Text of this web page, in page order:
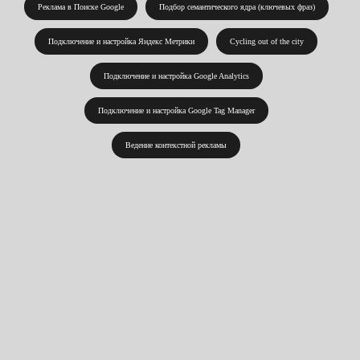
Реклама в Поиске Google Подбор семантического ядра (ключевых фраз)
Подключение и настройка Яндекс Метрики Cycling out of the city
Подключение и настройка Google Analytics
Подключение и настройка Google Tag Manager
Ведение контекстной рекламы